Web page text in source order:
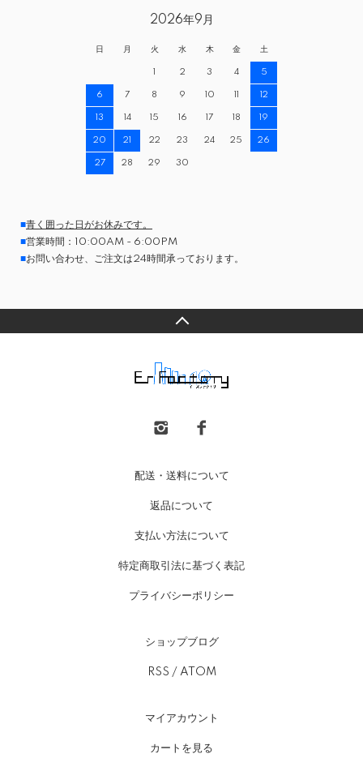
2026年9月
日 月 火 水 木 金 土
1 2 3 4 5
6 7 8 9 10 11 12
13 14 15 16 17 18 19
20 21 22 23 24 25 26
27 28 29 30
■青く囲った日がお休みです。
■営業時間：10:00AM - 6:00PM
■お問い合わせ、ご注文は24時間承っております。
配送・送料について
返品について
支払い方法について
特定商取引法に基づく表記
プライバシーポリシー
ショップブログ
RSS / ATOM
マイアカウント
カートを見る